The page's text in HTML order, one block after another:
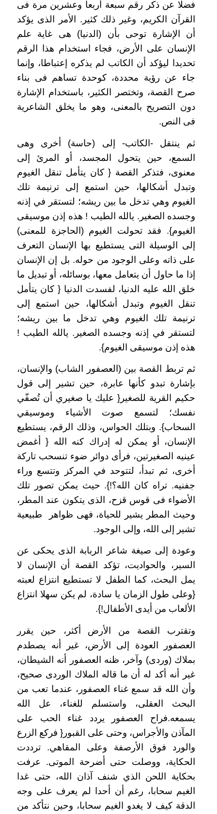
فضلا عن ذكر رقم سبعة أربعا وعشرين مرة فى
القرآن الكريم، وغير ذلك كثير. الأمر الذى يؤكد
أن الإشارة توحى بأن (الدنيا) هى غاية علم
الإنسان على الأرض، فجاء استخدام هذا الرقم
تحديدا ليؤكد أن الكاتب لم يذكره إعتباطا، وإنما
جاء عن رؤية محددة، كوحدة تساهم فى بناء
صرح القصة، وتختصر الكثير، باستخدام الإشارة
دون التصريح بالمعنى، وهو ما يخلق الشاعرية
فى النص.
ثم ينتقل -الكاتب- إلى (حاسة) أخرى وهى
السمع، حين يتحول المجسد، أو المرئ إلى
معنوى، فتذكر القصة { كان يتأمل تنقل الغيوم
وتبدل أشكالها، حين استمع إلى ترنيمة تلك
الغيوم وهي تدخل ما بين ريشه؛ لتستقر في إذنه
وجسده الصغير. يالله الطيب ! هذه إذن موسيقى
الغيوم}. فقد تحولت الغيوم (الحاجزة للمعنى)
إلى الوسيلة التى يستطيع بها الإنسان التعرف
على ذاته وعلى الوجود من حوله. بل إن الإنسان
إذا ما حاول أن يتعامل معها، بوسائله، أو تبديل ما
خلق الله عليه الدنيا، لفسدت الدنيا { كان يتأمل
تنقل الغيوم وتبدل أشكالها، حين استمع إلى
ترنيمة تلك الغيوم وهي تدخل ما بين ريشه؛
لتستقر في إذنه وجسده الصغير. يالله الطيب !
هذه إذن موسيقى الغيوم}.
ثم تربط القصة بين (العصفور الشاب) والإنسان،
بإشارة تبدو كأنها عابرة، حين تشير إلى قول
حكيم القرية للصغير{ عليك يا صغيري أن تُصفّي
نفسك؛ لتسمع صوت الأشياء وموسيقي
السحاب}. وبتلك الحواس، وذلك الرقم، يستطيع
الإنسان، أو يمكن له إدراك كنه الله { أغمض
عينيه الصغيرتين، فرأى دوائر ضوء تنسحب تاركة
أخرى، ثم تبدأ، لتتوحد في المركز وتتسع وراء
جفنيه. تراه كان الله؟!}. حيث يمكن تصور تلك
الأضواء فى قوس قزح، الذى يتكون عند المطر،
وحيث المطر يشير للحياة، فهى ظواهر طبيعية
تشير إلى الله، وإلى الوجود.
وعودة إلى صيغة شاعر الربابة الذى يحكى عن
السير، والحواديت، تؤكد القصة أن الإنسان لا
يمل البحث، كما الطفل لا تستطيع انتزاع لعبته
{وعلى طول الزمان يا سادة، لم يكن سهلا انتزاع
الألعاب من أيدى الأطفال!}.
وتقترب القصة من الأرض أكثر، حين يقرر
العصفور العودة إلى الأرض، غير أنه يصطدم
بملاك (وردى) وآخر، ظنه العصفور أنه الشيطان،
غير أنه أكد له أن ما قاله الملاك الوردى صحيح،
وأن الله قد سمع غناء العصفور، عندما تعب من
البحث العقلى، واستسلم للغناء، عل الله
يسمعه.فراح العصفور يردد غناء الحب على
المآذن والأجراس، وحتى على القبور{ فركع الزرع
والورد فوق الأرصفة وعلى المقاهي. ترددت
الحكاية، ووصلت حتى أضرحة الموتى. عرفت
بحكاية اللحن الذي شنف آذان الله، حتى غدا
الغيم سحابا، رغم أن أحدا لم يعرف على وجه
الدقة كيف لا يغدو الغيم سحابا، وحين نتأكد من